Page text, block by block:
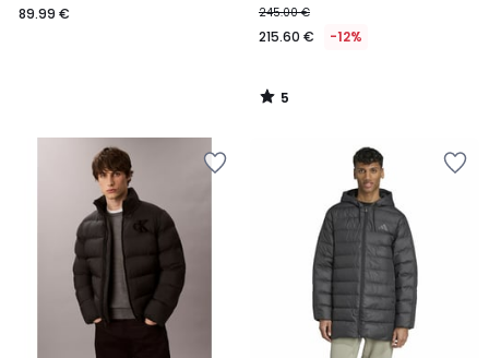
89.99 € 245.00 €
215.60 € -12%
5
/